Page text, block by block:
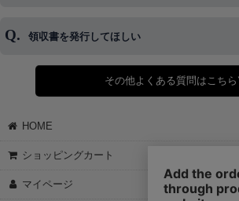
◆商品発送前の変更は承っております。
さい。
領収書を発行してほしい
◆領収書はご希望頂いた場合のみ発行しており
【これからご注文する場合】
STEP2「お届け先・お支払い」ページにて備
願いします。
②宛名（空欄は上様は不可）
③但し書き（空欄やお品代は不可）
その他よくある質問はこち
HOME
ショッピングカート
マイページ